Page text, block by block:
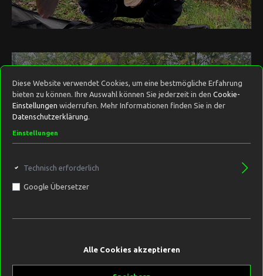
Diese Website verwendet Cookies, um eine bestmögliche Erfahrung
bieten zu können. Ihre Auswahl können Sie jederzeit in den Cookie-
Einstellungen widerrufen. Mehr Informationen finden Sie in der
Datenschutzerklärung
Einstellungen
Technisch erforderlich
Google Übersetzer
Alle Cookies akzeptieren